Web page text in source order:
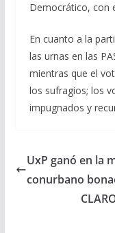
Democrático, con
En cuanto a la
las urnas en las
mientras que el
los sufragios; los
impugnados y
UxP ganó en la
conurbano